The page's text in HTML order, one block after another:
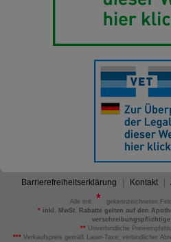
Barrierefreiheitserklärung Kontakt
Alle mit
gekennzeichneten
*inkl. MwSt. Rabatte gelten auf den
verschreibungspflichtige
** Unverbindliche
*** Verkaufspreis gemäß Lauer-Taxe; verbindlicher